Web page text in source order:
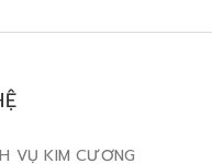
VỤ KIM CƯƠNG